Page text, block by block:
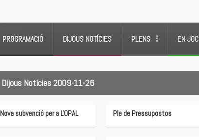
PROGRAMACIÓ DIJOUS NOTÍCIES PLENS EN JOC
Dijous Notícies 2009-11-26
Nova subvenció per a L'OPAL Ple de Pressupostos